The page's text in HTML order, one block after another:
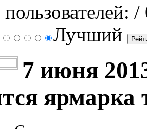
/
Лучший
7 июня
ярмарка